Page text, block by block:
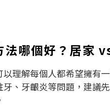
法哪個好？居家
理解每個人都希望擁有
、牙齦炎等問題，建議